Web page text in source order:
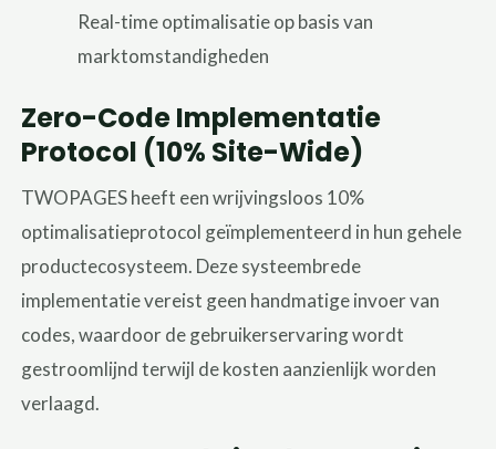
Real-time optimalisatie op basis van
marktomstandigheden
Zero-Code Implementatie
Protocol (10% Site-Wide)
TWOPAGES heeft een wrijvingsloos 10%
optimalisatieprotocol geïmplementeerd in hun gehele
productecosysteem. Deze systeembrede
implementatie vereist geen handmatige invoer van
codes, waardoor de gebruikerservaring wordt
gestroomlijnd terwijl de kosten aanzienlijk worden
verlaagd.